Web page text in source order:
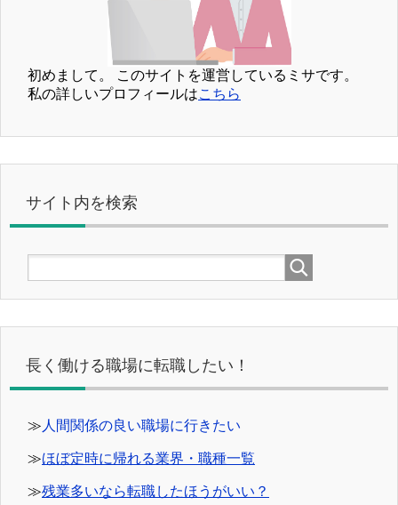
初めまして。
このサイトを運営しているミサです。
私の詳しいプロフィールはこちら
サイト内を検索
長く働ける職場に転職したい！
≫ 人間関係の良い職場に行きたい
≫ほぼ定時に帰れる業界・職種一覧
≫残業多いなら転職したほうがいい？